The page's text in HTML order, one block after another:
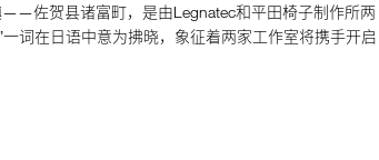
佐贺县诸富町，是由Legnatec和平田椅子制作所两
词在日语中意为拂晓，象征着两家工作室将携手开启